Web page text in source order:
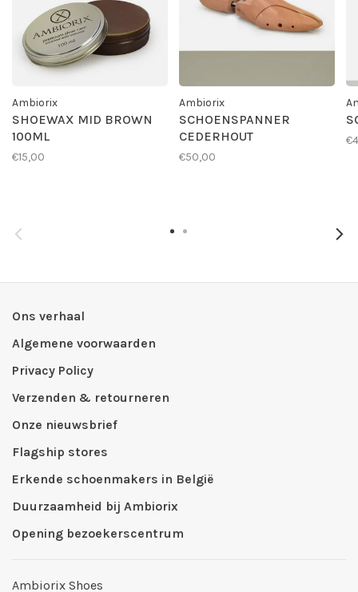
Ambiorix
SHOEWAX MID BROWN
100ML
€15,00
Ambiorix
SCHOENSPANNER
CEDERHOUT
€50,00
Ons verhaal
Algemene voorwaarden
Privacy Policy
Verzenden & retourneren
Onze nieuwsbrief
Flagship stores
Erkende schoenmakers in België
Duurzaamheid bij Ambiorix
Opening bezoekerscentrum
Ambiorix Shoes